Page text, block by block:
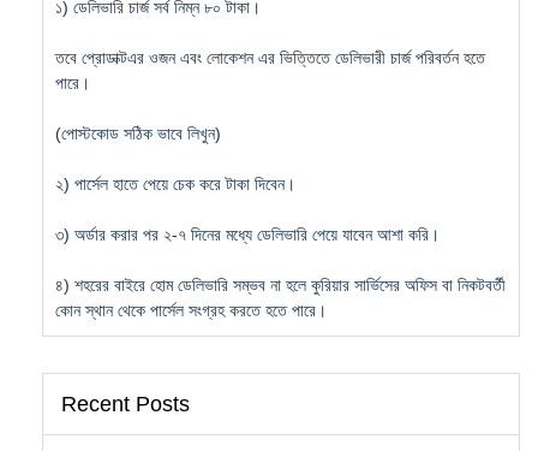
১) ডেলিভারি চার্জ সর্ব নিম্ন ৮০ টাকা।
তবে প্রোডাক্টএর ওজন এবং লোকেশন এর ভিত্তিতে ডেলিভারী চার্জ পরিবর্তন হতে
পারে।
(পোস্টকোড সঠিক ভাবে লিখুন)
২) পার্সেল হাতে পেয়ে চেক করে টাকা দিবেন।
৩) অর্ডার করার পর ২-৭ দিনের মধ্যে ডেলিভারি পেয়ে যাবেন আশা করি।
৪) শহরের বাইরে হোম ডেলিভারি সম্ভব না হলে কুরিয়ার সার্ভিসের অফিস বা নিকটবর্তী
কোন স্থান থেকে পার্সেল সংগ্রহ করতে হতে পারে।
Recent Posts